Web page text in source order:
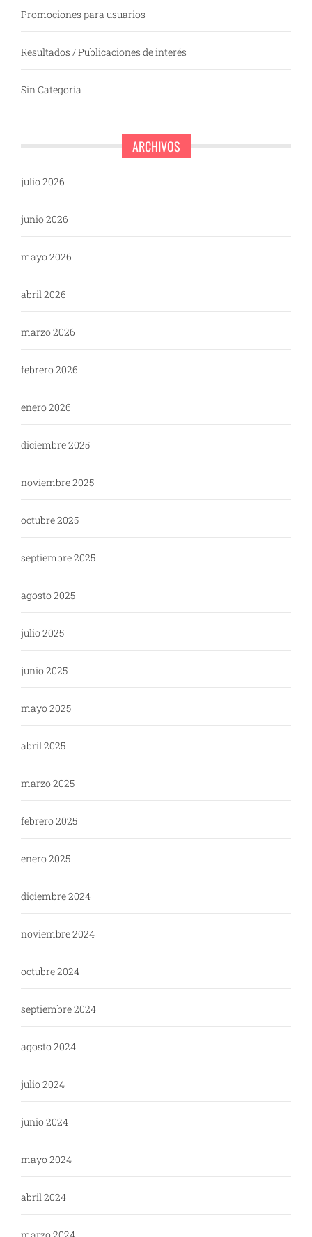
Promociones para usuarios
Resultados / Publicaciones de interés
Sin Categoría
ARCHIVOS
julio 2026
junio 2026
mayo 2026
abril 2026
marzo 2026
febrero 2026
enero 2026
diciembre 2025
noviembre 2025
octubre 2025
septiembre 2025
agosto 2025
julio 2025
junio 2025
mayo 2025
abril 2025
marzo 2025
febrero 2025
enero 2025
diciembre 2024
noviembre 2024
octubre 2024
septiembre 2024
agosto 2024
julio 2024
junio 2024
mayo 2024
abril 2024